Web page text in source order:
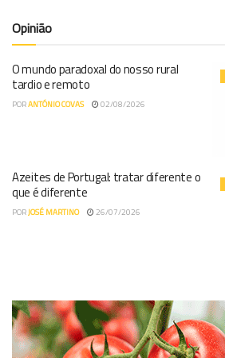
Opinião
O mundo paradoxal do nosso rural
tardio e remoto
PORANTÓNIO COVAS 02/08/2026
Azeites de Portugal: tratar diferente o
que é diferente
PORJOSÉ MARTINO 26/07/2026